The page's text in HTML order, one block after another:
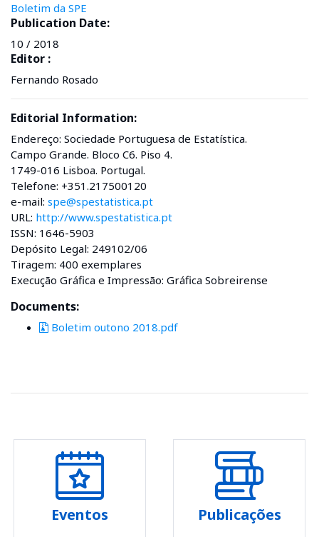
Boletim da SPE
Publication Date:
10 / 2018
Editor :
Fernando Rosado
Editorial Information:
Endereço: Sociedade Portuguesa de Estatística.
Campo Grande. Bloco C6. Piso 4.
1749-016 Lisboa. Portugal.
Telefone: +351.217500120
e-mail: spe@spestatistica.pt
URL: http://www.spestatistica.pt
ISSN: 1646-5903
Depósito Legal: 249102/06
Tiragem: 400 exemplares
Execução Gráfica e Impressão: Gráfica Sobreirense
Documents:
Boletim outono 2018.pdf
Eventos Publicações